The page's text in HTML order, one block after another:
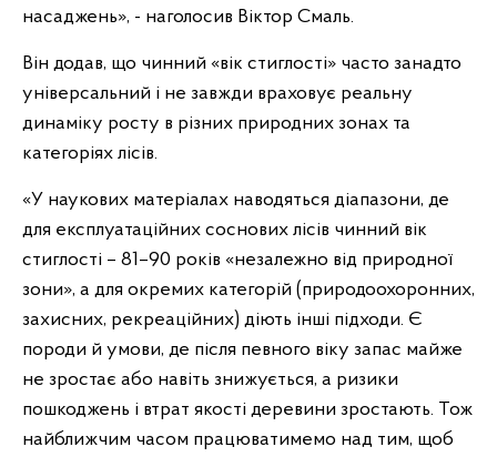
насаджень», - наголосив Віктор Смаль.
Він додав, що чинний «вік стиглості» часто занадто
універсальний і не завжди враховує реальну
динаміку росту в різних природних зонах та
категоріях лісів.
«У наукових матеріалах наводяться діапазони, де
для експлуатаційних соснових лісів чинний вік
стиглості – 81–90 років «незалежно від природної
зони», а для окремих категорій (природоохоронних,
захисних, рекреаційних) діють інші підходи. Є
породи й умови, де після певного віку запас майже
не зростає або навіть знижується, а ризики
пошкоджень і втрат якості деревини зростають. Тож
найближчим часом працюватимемо над тим, щоб